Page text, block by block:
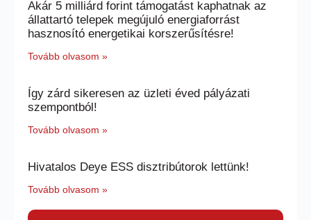
Akár 5 milliárd forint támogatást kaphatnak az
állattartó telepek megújuló energiaforrást
hasznosító energetikai korszerűsítésre!
Tovább olvasom »
Így zárd sikeresen az üzleti éved pályázati
szempontból!
Tovább olvasom »
Hivatalos Deye ESS disztribútorok lettünk!
Tovább olvasom »